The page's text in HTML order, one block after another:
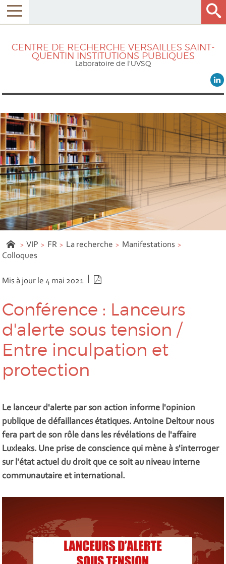
CENTRE DE RECHERCHE VERSAILLES SAINT-
QUENTIN INSTITUTIONS PUBLIQUES
Laboratoire de l'UVSQ
VIP FR La recherche
Manifestations
Colloques
Mis à jour le 4 mai 2021
Conférence : Lanceurs
d'alerte sous tension /
Entre inculpation et
protection
Le lanceur d'alerte par son action informe l'opinion
publique de défaillances étatiques. Antoine Deltour nous
fera part de son rôle dans les révélations de l'affaire
Luxleaks. Une prise de conscience qui mène à s'interroger
sur l'état actuel du droit que ce soit au niveau interne
communautaire et international.